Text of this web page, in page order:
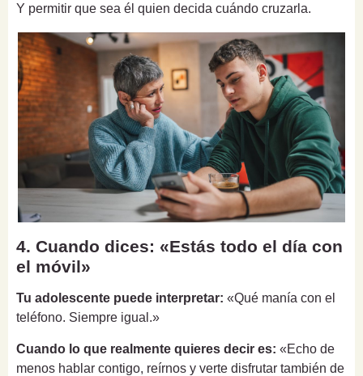
Y permitir que sea él quien decida cuándo cruzarla.
4. Cuando dices: «Estás todo el día con
el móvil»
Tu adolescente puede interpretar: «Qué manía con el
teléfono. Siempre igual.»
Cuando lo que realmente quieres decir es: «Echo de
menos hablar contigo, reírnos y verte disfrutar también de